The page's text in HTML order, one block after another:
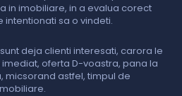
in imobiliare, in a evalua corect
sa o vindeti.
deja clienti interesati, carora le
oferta D-voastra, pana la
micsorand astfel, timpul de